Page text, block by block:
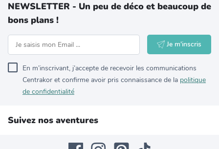
NEWSLETTER - Un peu de déco et beaucoup de
bons plans !
Je m'inscris
En m’inscrivant, j’accepte de recevoir les communications
Centrakor et confirme avoir pris connaissance de la politique
de confidentialité
Suivez nos aventures